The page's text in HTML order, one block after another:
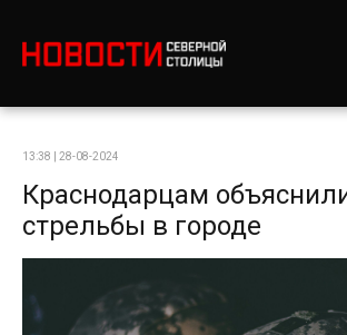
13:38 | 28-08-2024
Краснодарцам
стрельбы в городе